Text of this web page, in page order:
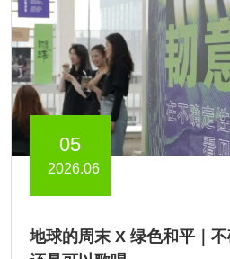
05
2026.06
地球的周末 X 绿色和平｜